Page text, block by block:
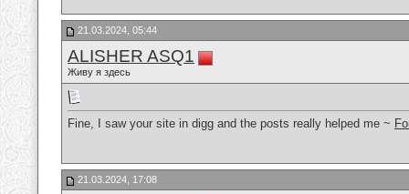
21.03.2024, 05:44
ALISHER ASQ1
Живу я здесь
Fine, I saw your site in digg and the posts really helped me ~
21.03.2024, 17:08